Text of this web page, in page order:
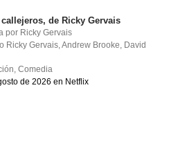
callejeros, de Ricky Gervais
por Ricky Gervais
Ricky Gervais,Andrew Brooke, David
,Comedia
de 2026 en Netflix